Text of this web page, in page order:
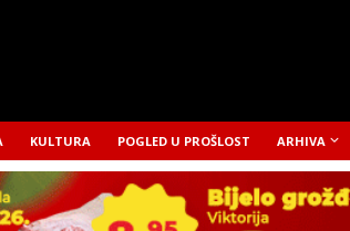
KULTURA POGLED U PROŠLOST ARHIVA